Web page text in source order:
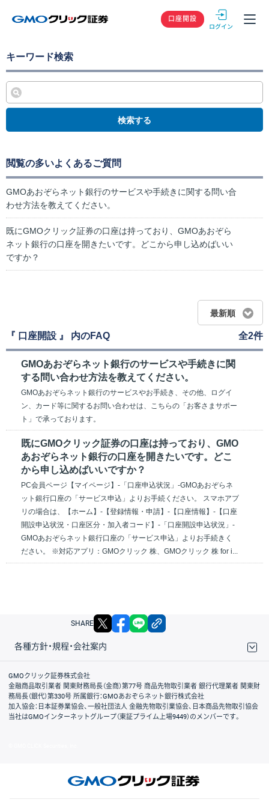
GMOクリック
口座開設
キーワード検索
検索する
閲覧の多いよくあるご質問
GMOあおぞらネット銀行のサービスや手続きに関する問い合
わせ方法を教えてください。
既にGMOクリック証券の口座は持っており、GMOあおぞら
ネット銀行の口座を開きたいです。どこから申し込めばいい
ですか？
最新順
『 口座開設 』 内のFAQ 全2件
GMOあおぞらネット銀行のサービスや手続きに関
する問い合わせ方法を教えてください。
GMOあおぞらネット銀行のサービスやお手続き、その他、ログイ
ン、カード等に関するお問い合わせは、こちらの「お客さまサポー
ト」で承っております。
既にGMOクリック証券の口座は持っており、GMO
あおぞらネット銀行の口座を開きたいです。どこ
から申し込めばいいですか？
PC会員ページ【マイページ】-「口座申込状況」-GMOあおぞらネ
ット銀行口座の「サービス申込」よりお手続ください。 スマホアプ
リの場合は、【ホーム】-【登録情報・申請】-【口座情報】-【口座
開設申込状況・口座区分・加入者コード】-「口座開設申込状況」-
GMOあおぞらネット銀行口座の「サービス申込」よりお手続きく
ださい。 ※対応アプリ：GMOクリック 株、GMOクリック 株 for i...
SHARE X facebook
各種方針・規程・会社案内
取引規程・約款
サイトマップ
その他のご案内
個人情報保護方針
最良執行方針
サイトのご利用について
ディスクレイマー
信託保全
リスク説明
会社案内
GMOクリック証券株式会社
金融商品取引業者 関東財務局長（金商）第77号 商品先物取引業者 銀行代理業者 関東財
務局長（銀代）第330号 所属銀行：GMOあおぞらネット銀行株式会社
加入協会：日本証券業協会、一般社団法人 金融先物取引業協会、日本商品先物取引協会
当社はGMOインターネットグループ（東証プライム上場9449）のメンバーです。